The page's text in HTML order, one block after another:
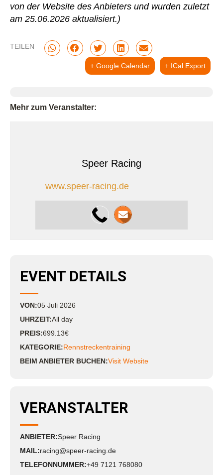
von der Website des Anbieters und wurden zuletzt
am 25.06.2026 aktualisiert.)
TEILEN
+ Google Calendar + ICal Export
Mehr zum Veranstalter:
Speer Racing
www.speer-racing.de
EVENT DETAILS
VON:05 Juli 2026
UHRZEIT:All day
PREIS:699.13€
KATEGORIE:Rennstreckentraining
BEIM ANBIETER BUCHEN:Visit Website
VERANSTALTER
ANBIETER:Speer Racing
MAIL:racing@speer-racing.de
TELEFONNUMMER:+49 7121 768080